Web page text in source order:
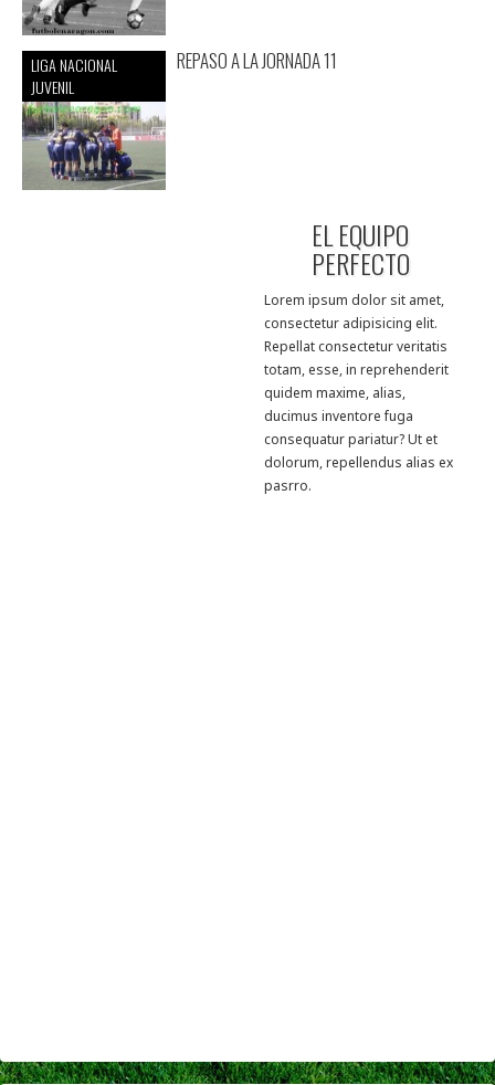
LIGA NACIONAL
JUVENIL
REPASO A LA JORNADA 11
EL EQUIPO
PERFECTO
Lorem ipsum dolor sit amet,
consectetur adipisicing elit.
Repellat consectetur veritatis
totam, esse, in reprehenderit
quidem maxime, alias,
ducimus inventore fuga
consequatur pariatur? Ut et
dolorum, repellendus alias ex
pasrro.